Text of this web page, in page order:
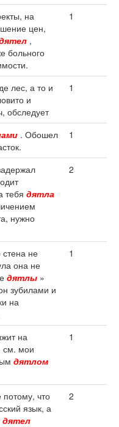
на
цен,
,
больного
1
лес, а то и
и
обследует
1
. Обошел
1
тебя дятла
нужно
2
стена не
она не
дятлы »
зубилами и
на
1
на
см. мои
дятлом
1
что
язык, а
дятел
2